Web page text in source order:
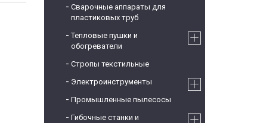
Сварочные аппараты для
пластиковых труб
Тепловые пушки и
обогреватели
Стропы текстильные
Электроинструменты
Промышленные пылесосы
Гибочные станки и